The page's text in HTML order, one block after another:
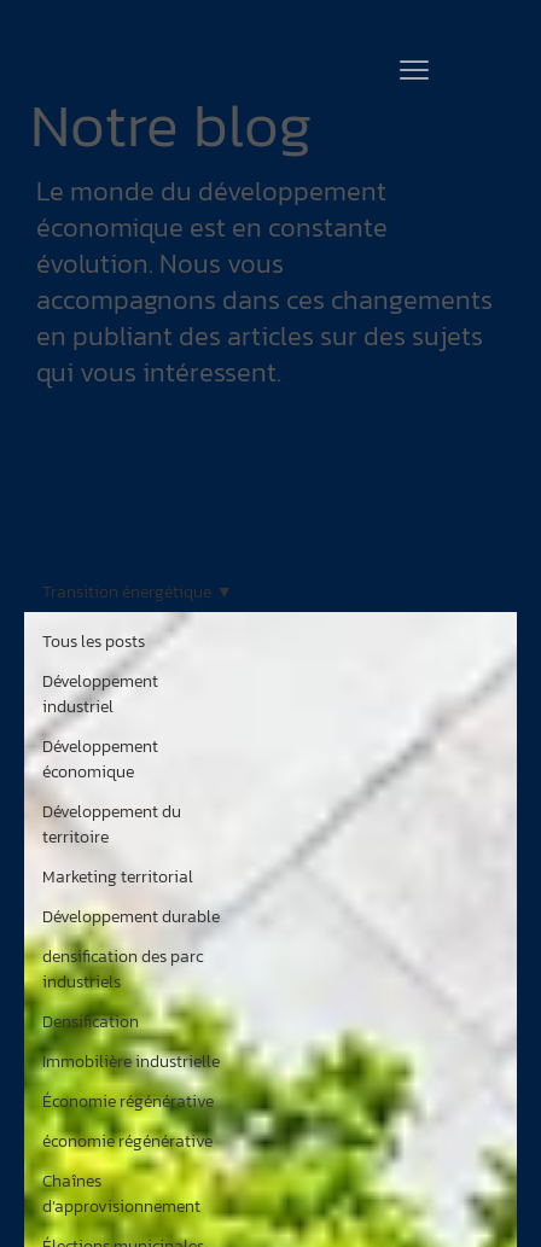
Tous les posts
Développement
industriel
Développement
économique
Développement du
territoire
Marketing territorial
Développement durable
densification des parc
industriels
Densification
Immobilière industrielle
Économie régénérative
économie régénérative
Chaînes
d’approvisionnement
Transition énergétique
Notre blog
Le monde du développement
économique est en constante
évolution. Nous vous
accompagnons dans ces changements
en publiant des articles sur des sujets
qui vous intéressent.